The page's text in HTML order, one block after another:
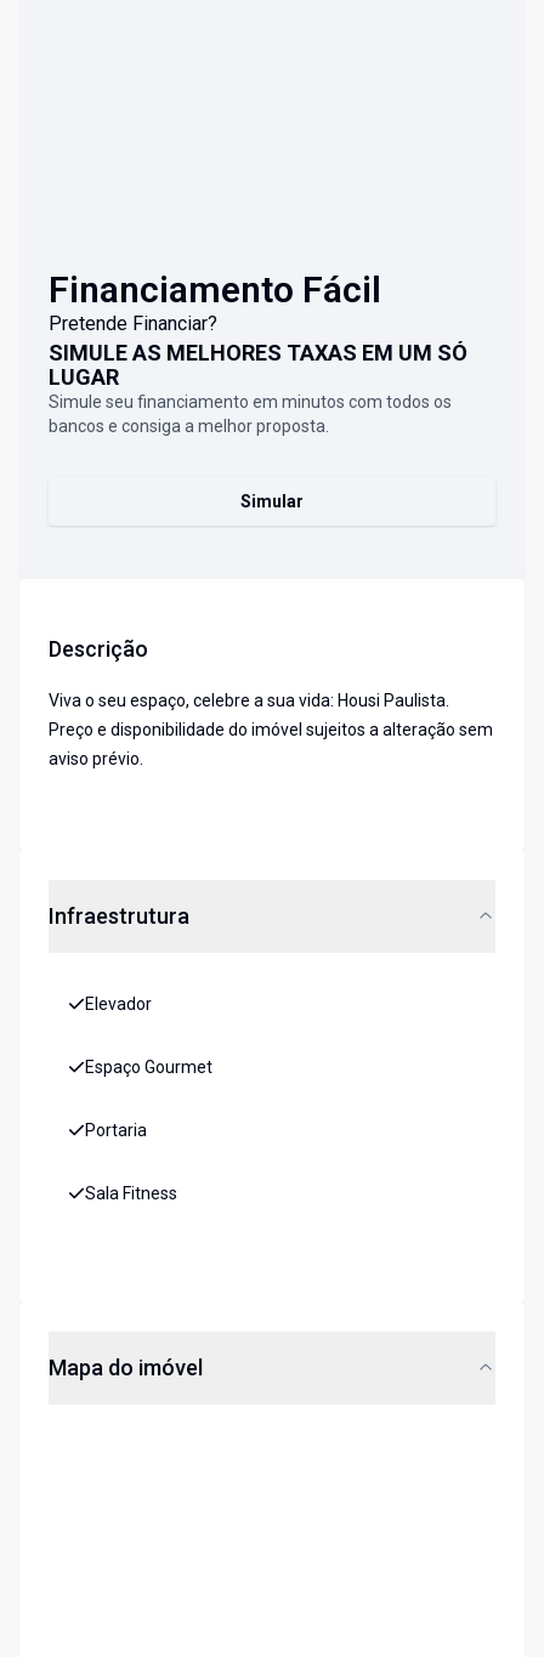
Financiamento Fácil
Pretende Financiar?
SIMULE AS MELHORES TAXAS EM UM SÓ
LUGAR
Simule seu financiamento em minutos com todos os
bancos e consiga a melhor proposta.
Simular
Descrição
Viva o seu espaço, celebre a sua vida: Housi Paulista.
Preço e disponibilidade do imóvel sujeitos a alteração sem
aviso prévio.
Infraestrutura
Elevador
Espaço Gourmet
Portaria
Sala Fitness
Mapa do imóvel